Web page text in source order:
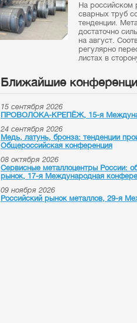
На российском
сварных труб
тенденции.
достаточно
на август.
регулярно
листах в
Ближайшие
15 сентября 2026
ПРОВОЛОКА-КРЕПЁЖ, 15-я
24 сентября 2026
Медь, латунь, бронза: тенденции
Общероссийская конференция
08 октября 2026
Сервисные металлоцентры России:
рынок, 17-я Международная
09 ноября 2026
Российский рынок металлов, 29-я